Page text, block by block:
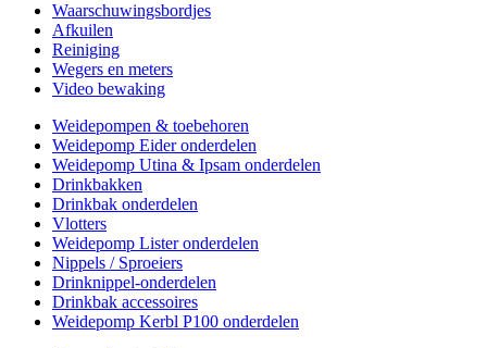
Waarschuwingsbordjes
Afkuilen
Reiniging
Wegers en meters
Video bewaking
Weidepompen & toebehoren
Weidepomp Eider onderdelen
Weidepomp Utina & Ipsam onderdelen
Drinkbakken
Drinkbak onderdelen
Vlotters
Weidepomp Lister onderdelen
Nippels / Sproeiers
Drinknippel-onderdelen
Drinkbak accessoires
Weidepomp Kerbl P100 onderdelen